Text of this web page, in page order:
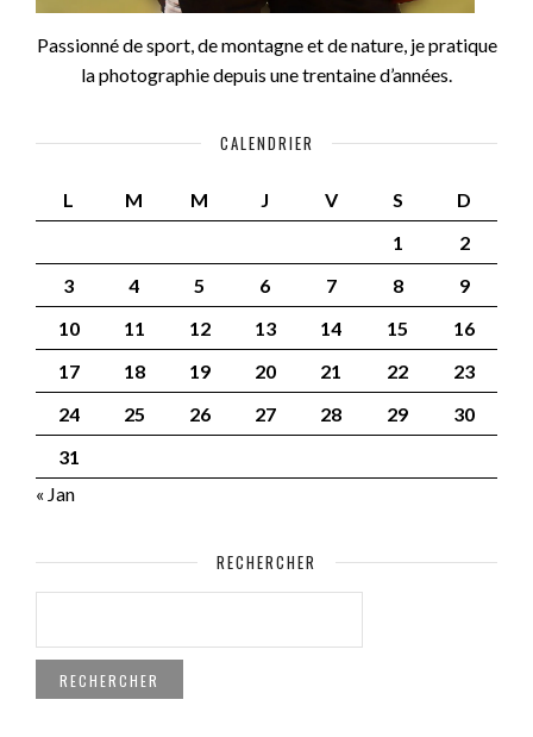
Passionné de sport, de montagne et de nature, je pratique
la photographie depuis une trentaine d’années.
CALENDRIER
L M M J V S
D
1
2
3
4 5 6 7 8
9
10
11 12 13 14 15
16
17
18 19 20 21 22
23
24
25 26 27 28 29
30
31
« Jan
RECHERCHER